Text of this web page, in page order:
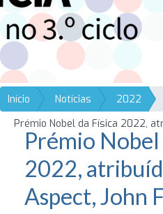
Início Notícias
2022
Prémio Nobel
2022,
Aspect, John